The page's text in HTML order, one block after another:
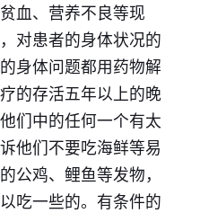
血、营养不良等现
对患者的身体状况的
身体问题都用药物解
的存活五年以上的晚
们中的任何一个有太
他们不要吃海鲜等易
公鸡、鲤鱼等发物，
吃一些的。有条件的